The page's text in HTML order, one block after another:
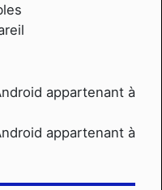
appartenant à
appartenant à